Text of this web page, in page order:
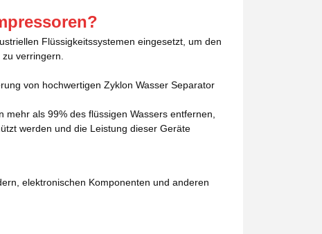
?
Flüssigkeitssystemen eingesetzt, um den
verringern.
von hochwertigen Zyklon Wasser Separator
als 99% des flüssigen Wassers entfernen,
werden und die Leistung dieser Geräte
elektronischen Komponenten und anderen